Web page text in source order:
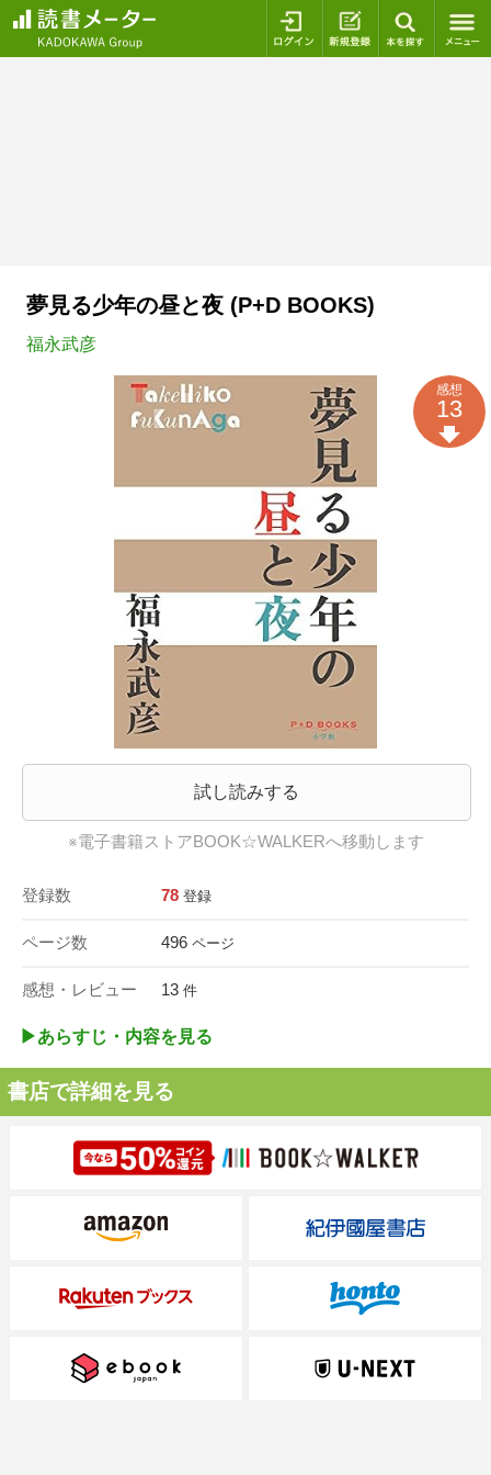
ログイン 新規登録
夢見る少年の昼と夜 (P+D BOOKS)
福永武彦
試し読みする
※電子書籍ストアBOOK☆WALKERへ移動します
登録数 78 登録
ページ数 496 ページ
感想・レビュー 13 件
感想
13
▶︎あらすじ・内容を見る
書店で詳細を見る